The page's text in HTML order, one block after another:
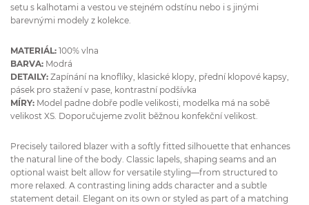
setu s kalhotami a vestou ve stejném odstínu nebo i s jinými
barevnými modely z kolekce.
MATERIÁL: 100% vlna
BARVA: Modrá
DETAILY: Zapínání na knoflíky, klasické klopy, přední klopové kapsy,
pásek pro stažení v pase, kontrastní podšívka
MÍRY: Model padne dobře podle velikosti, modelka má na sobě
velikost XS. Doporučujeme zvolit běžnou konfekční velikost.
Precisely tailored blazer with a softly fitted silhouette that enhances
the natural line of the body. Classic lapels, shaping seams and an
optional waist belt allow for versatile styling—from structured to
more relaxed. A contrasting lining adds character and a subtle
statement detail. Elegant on its own or styled as part of a matching